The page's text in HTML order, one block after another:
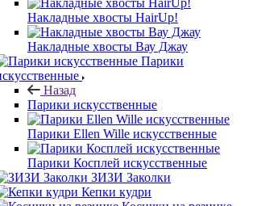
Накладные хвосты HairUp!
Накладные хвосты Вау Джау
Парики
Назад
Парики искусственные
Парики Ellen Wille искусственные
Парики Косплей искусственные
ЗИЗИ Заколки
Кепки кудри